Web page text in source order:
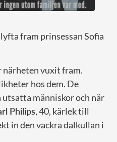
fram prinsessan Sofia
närheten vuxit fram.
hos dem. De
människor och när
Philips, 40, kärlek till
in den vackra dalkullan i